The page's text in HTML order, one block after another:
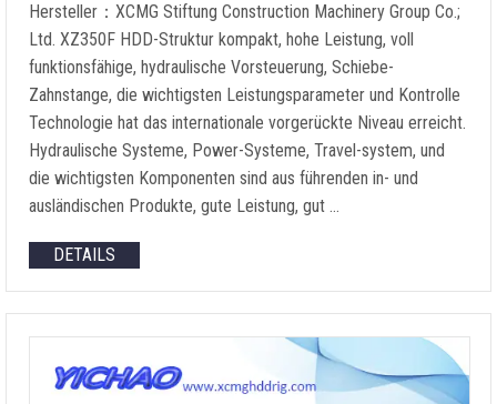
Hersteller：XCMG Stiftung Construction Machinery Group Co.;
Ltd. XZ350F HDD-Struktur kompakt, hohe Leistung, voll
funktionsfähige, hydraulische Vorsteuerung, Schiebe-
Zahnstange, die wichtigsten Leistungsparameter und Kontrolle
Technologie hat das internationale vorgerückte Niveau erreicht.
Hydraulische Systeme, Power-Systeme, Travel-system, und
die wichtigsten Komponenten sind aus führenden in- und
ausländischen Produkte, gute Leistung, gut …
DETAILS